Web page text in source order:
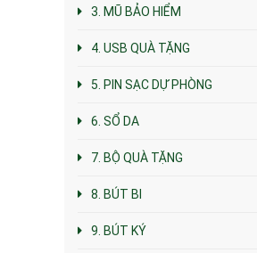
3. MŨ BẢO HIỂM
4. USB QUÀ TẶNG
5. PIN SẠC DỰ PHÒNG
6. SỔ DA
7. BỘ QUÀ TẶNG
8. BÚT BI
9. BÚT KÝ